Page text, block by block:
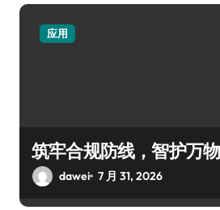
应用
筑牢合规防线，智护万
dawei 7 月 31, 2026